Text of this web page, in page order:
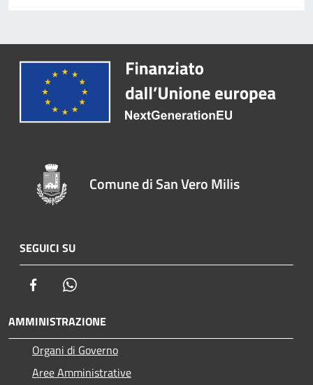
Comune di San Vero Milis
SEGUICI SU
Facebook
AMMINISTRAZIONE
Organi di Governo
Aree Amministrative